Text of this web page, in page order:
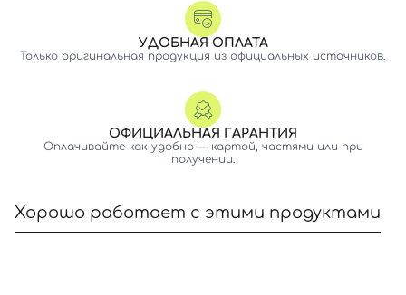
УДОБНАЯ ОПЛАТА
Только оригинальная продукция из официальных источников.
ОФИЦИАЛЬНАЯ ГАРАНТИЯ
Оплачивайте как удобно — картой, частями или при
получении.
Хорошо работает с этими продуктами
Вход Регистрация